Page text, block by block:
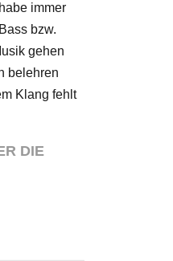
immer
bzw.
gehen
belehren
Klang fehlt
DIE